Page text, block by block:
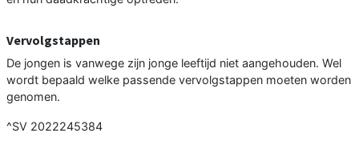
Vervolgstappen
De jongen is vanwege zijn jonge leeftijd niet aangehouden. Wel
wordt bepaald welke passende vervolgstappen moeten worden
genomen.
^SV 2022245384